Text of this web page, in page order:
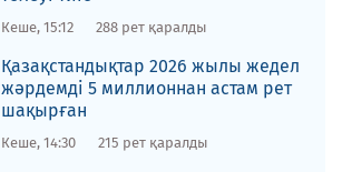
Кеше, 15:12 288 рет қаралды
Қазақстандықтар 2026 жылы жедел
жәрдемді 5 миллионнан астам рет
шақырған
Кеше, 14:30 215 рет қаралды